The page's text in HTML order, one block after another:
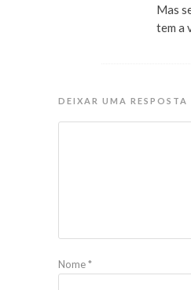
Mas
tem a
DEIXAR UMA RESPOSTA
Nome*